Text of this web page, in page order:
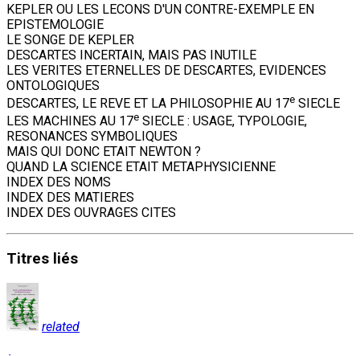
KEPLER OU LES LECONS D'UN CONTRE-EXEMPLE EN
EPISTEMOLOGIE
LE SONGE DE KEPLER
DESCARTES INCERTAIN, MAIS PAS INUTILE
LES VERITES ETERNELLES DE DESCARTES, EVIDENCES
ONTOLOGIQUES
DESCARTES, LE REVE ET LA PHILOSOPHIE AU 17e SIECLE
LES MACHINES AU 17e SIECLE : USAGE, TYPOLOGIE,
RESONANCES SYMBOLIQUES
MAIS QUI DONC ETAIT NEWTON ?
QUAND LA SCIENCE ETAIT METAPHYSICIENNE
INDEX DES NOMS
INDEX DES MATIERES
INDEX DES OUVRAGES CITES
Titres liés
related